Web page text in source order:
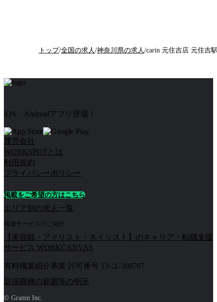
トップ/全国の求人 /神奈川県の求人 /
iOS、Androidアプリ登場！
運営会社
WORKSPOTとは
利用規約
プライバシーポリシー
掲載をご希望の方はこちら
エリア別の求人一覧
関連サービスのご紹介
【美容師・アイリスト・ネイリスト】のキャリア・転職支援
サービス WORKCANVAS
有料職業紹介事業 許可番号 13-ユ-308707
取扱職種の範囲等の明示
© Gramn Inc.